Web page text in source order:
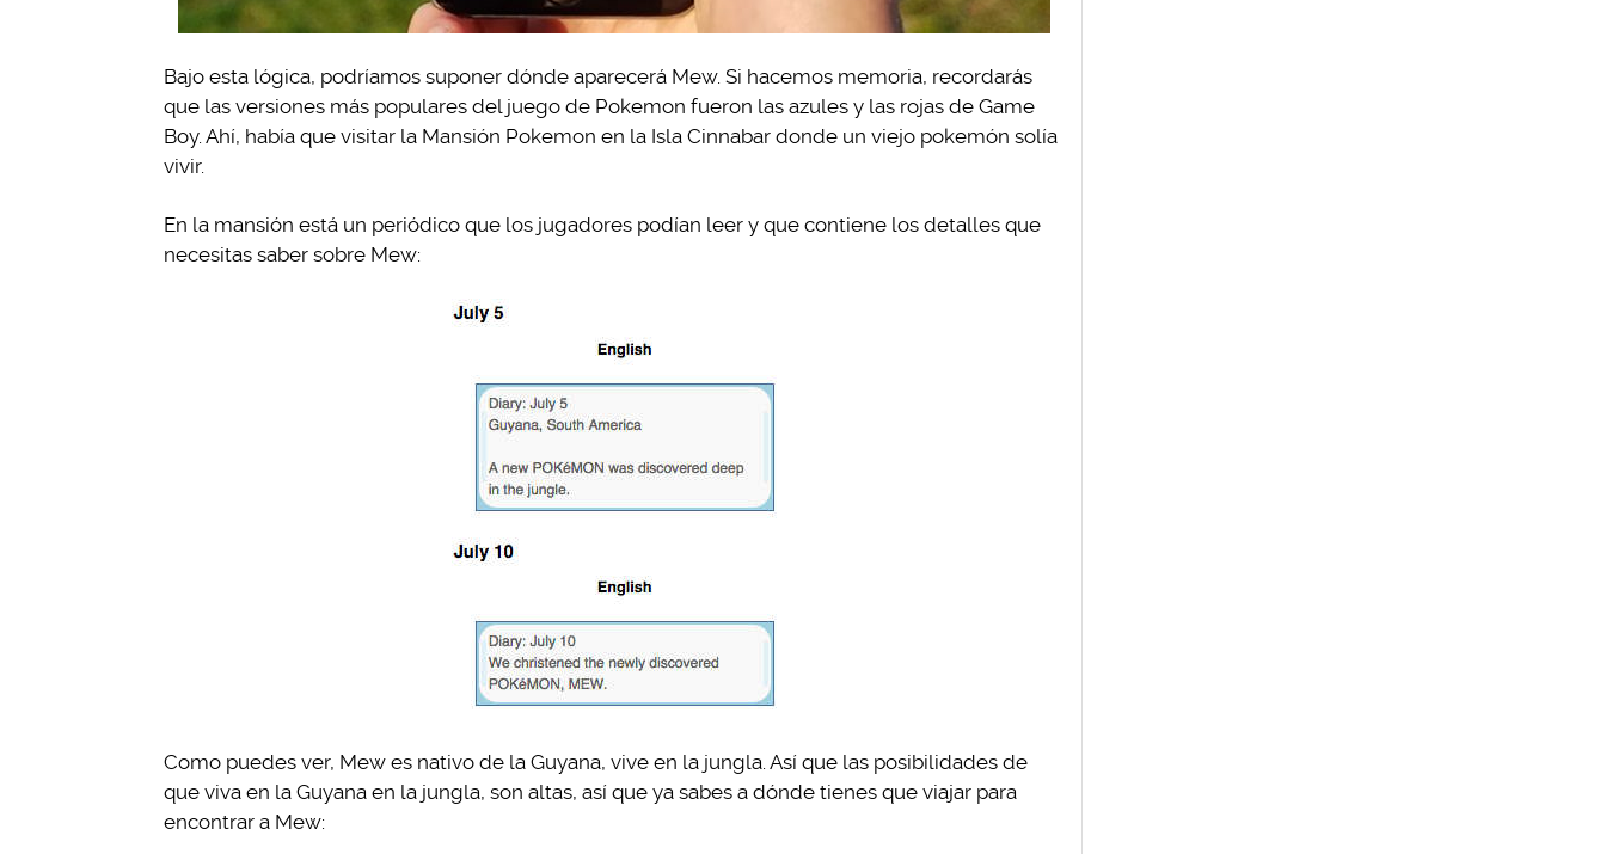
Bajo esta lógica, podríamos suponer dónde aparecerá Mew. Si hacemos memoria, recordarás
que las versiones más populares del juego de Pokemon fueron las azules y las rojas de Game
Boy. Ahí, había que visitar la Mansión Pokemon en la Isla Cinnabar donde un viejo pokemón solía
vivir.
En la mansión está un periódico que los jugadores podían leer y que contiene los detalles que
necesitas saber sobre Mew:
Como puedes ver, Mew es nativo de la Guyana, vive en la jungla. Así que las posibilidades de
que viva en la Guyana en la jungla, son altas, así que ya sabes a dónde tienes que viajar para
encontrar a Mew: